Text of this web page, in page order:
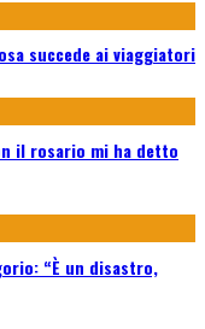
succede ai viaggiatori
il rosario mi ha detto
“È un disastro,